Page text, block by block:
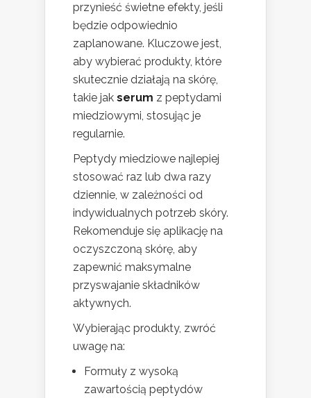
przynieść świetne efekty, jeśli
będzie odpowiednio
zaplanowane. Kluczowe jest,
aby wybierać produkty, które
skutecznie działają na skórę,
takie jak serum z peptydami
miedziowymi, stosując je
regularnie.
Peptydy miedziowe najlepiej
stosować raz lub dwa razy
dziennie, w zależności od
indywidualnych potrzeb skóry.
Rekomenduje się aplikację na
oczyszczoną skórę, aby
zapewnić maksymalne
przyswajanie składników
aktywnych.
Wybierając produkty, zwróć
uwagę na:
Formuły z wysoką
zawartością peptydów